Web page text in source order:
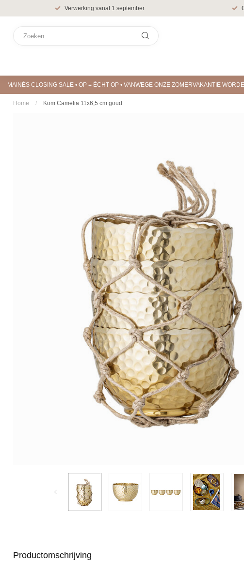
Verwerking vanaf 1 september
MAINÈS CLOSING SALE • OP = ÉCHT OP • VANWEGE ONZE ZOMERVAKANTIE
Home / Kom Camelia 11x6,5 cm goud
Productomschrijving